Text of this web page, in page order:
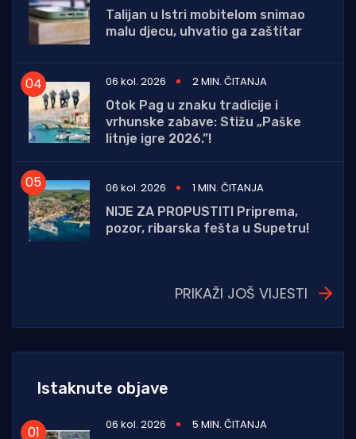
Talijan u Istri mobitelom snimao
malu djecu, uhvatio ga zaštitar
06 kol. 2026
2 MIN. ČITANJA
Otok Pag u znaku tradicije i
vrhunske zabave: Stižu „Paške
litnje igre 2026.”!
06 kol. 2026
1 MIN. ČITANJA
NIJE ZA PROPUSTITI Priprema,
pozor, ribarska fešta u Supetru!
PRIKAŽI JOŠ VIJESTI
Istaknute objave
06 kol. 2026
5 MIN. ČITANJA